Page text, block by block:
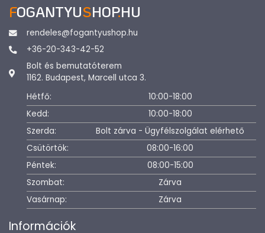
FOGANTYUSHOP.HU
rendeles@fogantyushop.hu
+36-20-343-42-52
Bolt és bemutatóterem
1162. Budapest, Marcell utca 3.
Hétfő:
10:00-18:00
Kedd:
10:00-18:00
Szerda:
Bolt zárva - Ügyfélszolgálat elérhető
Csütörtök:
08:00-16:00
Péntek:
08:00-15:00
Szombat:
Zárva
Vasárnap:
Zárva
Információk